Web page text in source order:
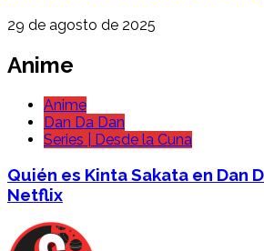
29 de agosto de 2025
Anime
Anime
Dan Da Dan
Series | Desde la Cuna
Quién es Kinta Sakata en Dan
Netflix